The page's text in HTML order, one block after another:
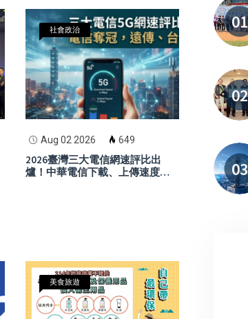
社會政治
Aug 02 2026 649
2026臺灣三大電信網速評比出
爐！中華電信下載、上傳速度奪
美食旅遊